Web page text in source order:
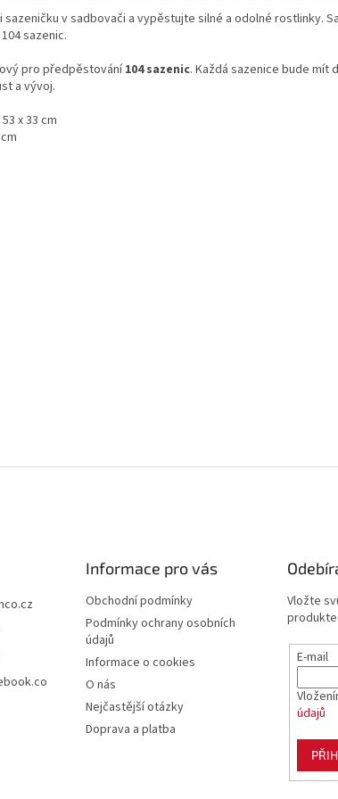
v sadbovači a vypěstujte silné a odolné rostlinky.
sazenic.
pro předpěstování104 sazenic. Každá sazenice bude mít
a vývoj.
x 33 cm
Informace pro vás
Obchodní podmínky
Podmínky ochrany osobních
údajů
Informace o cookies
O nás
Nejčastější otázky
Doprava a platba
Vložte
E-mail
údajů